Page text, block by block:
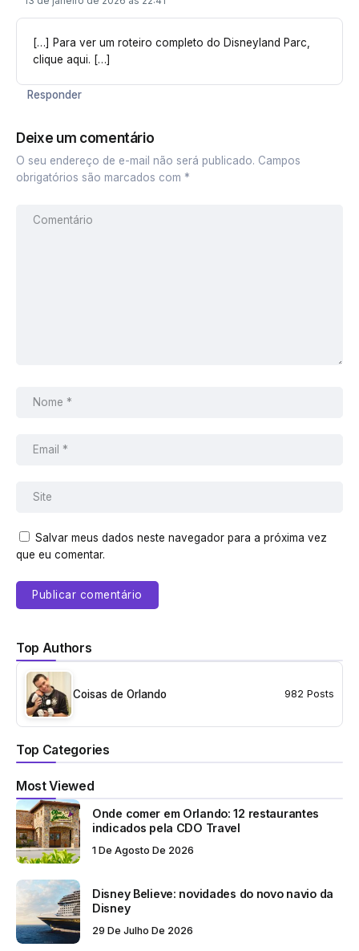
[…] Para ver um roteiro completo do Disneyland Parc,
clique aqui. […]
Responder
Deixe um comentário
O seu endereço de e-mail não será publicado. Campos
obrigatórios são marcados com *
Salvar meus dados neste navegador para a próxima vez
que eu comentar.
Top Authors
Coisas de Orlando 982 Posts
Top Categories
Most Viewed
Onde comer em Orlando: 12 restaurantes
indicados pela CDO Travel
1 De Agosto De 2026
Disney Believe: novidades do novo navio da
Disney
29 De Julho De 2026